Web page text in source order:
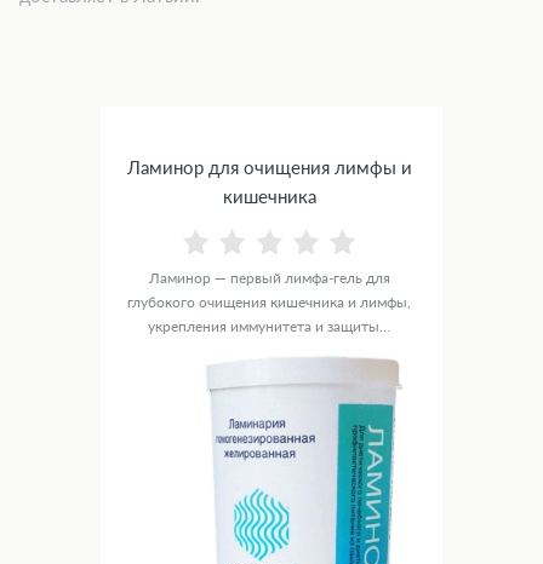
Ламинор для очищения лимфы и
кишечника
Ламинор — первый лимфа-гель для
глубокого очищения кишечника и лимфы,
укрепления иммунитета и защиты...